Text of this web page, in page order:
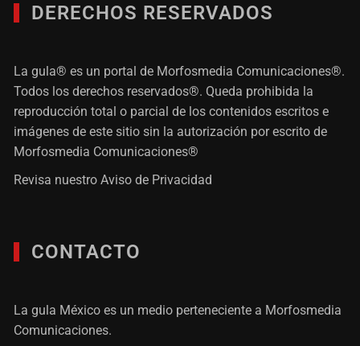
DERECHOS RESERVADOS
La gula® es un portal de Morfosmedia Comunicaciones®.
Todos los derechos reservados®. Queda prohibida la
reproducción total o parcial de los contenidos escritos e
imágenes de este sitio sin la autorización por escrito de
Morfosmedia Comunicaciones®
Revisa nuestroAviso de Privacidad
CONTACTO
La gula México es un medio perteneciente a Morfosmedia
Comunicaciones.